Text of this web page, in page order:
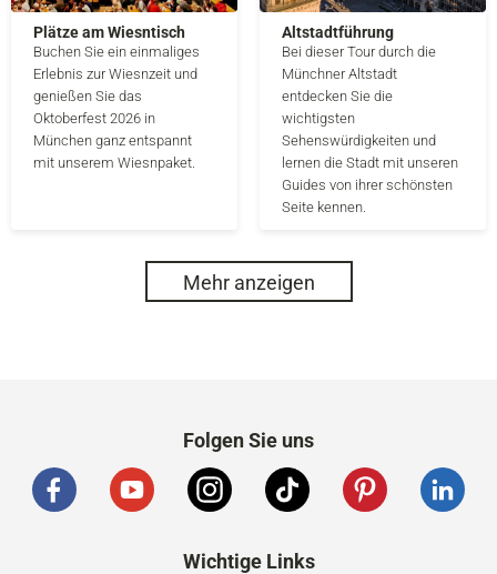
Plätze am Wiesntisch
Buchen Sie ein einmaliges
Erlebnis zur Wiesnzeit und
genießen Sie das
Oktoberfest 2026 in
München ganz entspannt
mit unserem Wiesnpaket.
Altstadtführung
Bei dieser Tour durch die
Münchner Altstadt
entdecken Sie die
wichtigsten
Sehenswürdigkeiten und
lernen die Stadt mit unseren
Guides von ihrer schönsten
Seite kennen.
Mehr anzeigen
Folgen Sie uns
Wichtige Links